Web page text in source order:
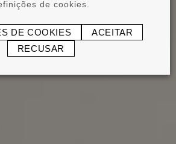
de cookies.
DE COOKIES
ACEITAR
RECUSAR